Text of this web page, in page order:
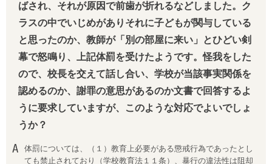
ばされ、それが原因で前歯が折れるなどしました。ク
ラスの中でいじめがありそれに子どもが関与している
と思ったのか、教師が「別の部屋に来い」とひどい剣
幕で怒鳴り、上記体罰を受けたようです。怪我をした
ので、校長を交えて話し合い、学校が当該事実関係を
認めるのか、謝罪の意思があるのか文書で回答するよ
うに要求していますが、このような対応でよいでしょ
うか？
体罰については、（１）教育上必要がある懲戒行為であったとし
ても禁止されており（学校教育法１１条）、暴行の違法性は阻却